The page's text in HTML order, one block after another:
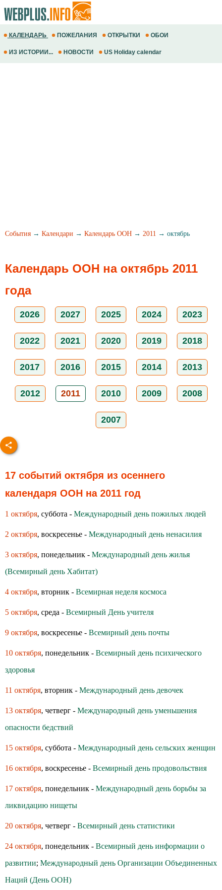
КАЛЕНДАРЬ ПОЖЕЛАНИЯ ОТКРЫТКИ ОБОИ
ИЗ ИСТОРИИ... НОВОСТИ US Holiday calendar
События → Календари → Календарь ООН → 2011 → октябрь
Календарь ООН на октябрь 2011
года
2026 2027 2025 2024 2023
2022 2021 2020 2019 2018
2017 2016 2015 2014 2013
2012 2011 2010 2009 2008
2007
17 событий октября из осеннего
календаря ООН на 2011 год
1 октября, суббота - Международный день пожилых людей
2 октября, воскресенье - Международный день ненасилия
3 октября, понедельник - Международный день жилья
(Всемирный день Хабитат)
4 октября, вторник - Всемирная неделя космоса
5 октября, среда - Всемирный День учителя
9 октября, воскресенье - Всемирный день почты
10 октября, понедельник - Всемирный день психического
здоровья
11 октября, вторник - Международный день девочек
13 октября, четверг - Международный день уменьшения
опасности бедствий
15 октября, суббота - Международный день сельских женщин
16 октября, воскресенье - Всемирный день продовольствия
17 октября, понедельник - Международный день борьбы за
ликвидацию нищеты
20 октября, четверг - Всемирный день статистики
24 октября, понедельник - Всемирный день информации о
развитии; Международный день Организации Объединенных
Наций (День ООН)